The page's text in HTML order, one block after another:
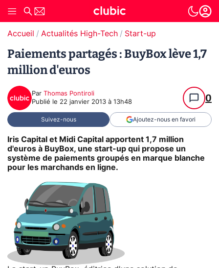
Accueil Actualités High-Tech Start-up
Paiements partagés : BuyBox lève 1,7
million d'euros
Par Thomas Pontiroli
Publié le 22 janvier 2013 à 13h48 0
Suivez-nous Ajoutez-nous en favori
Iris Capital et Midi Capital apportent 1,7 million
d'euros à BuyBox, une start-up qui propose un
système de paiements groupés en marque blanche
pour les marchands en ligne.